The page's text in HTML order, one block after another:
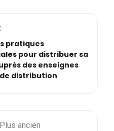
pratiques
pour distribuer sa
des enseignes
distribution
Plus ancien